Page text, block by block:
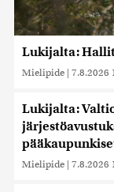
Lukijalta:
Mielipide | 7.8.2026
Lukijalta:
Mielipide | 7.8.2026